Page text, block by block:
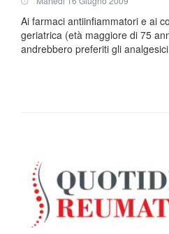
Ai farmaci antiinfiammatori e ai
geriatrica (età maggiore di 75
andrebbero preferiti gli